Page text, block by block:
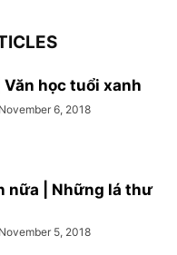
Văn học tuổi xanh
November 6, 2018
nữa | Những lá thư
November 5, 2018